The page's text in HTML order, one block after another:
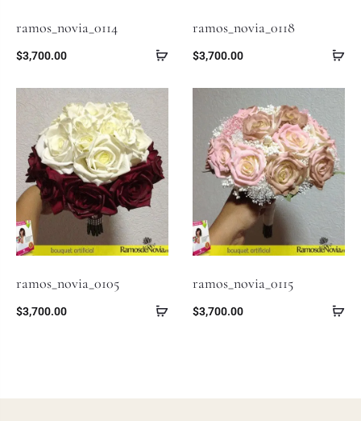
ramos_novia_0114
$3,700.00
ramos_novia_0118
$3,700.00
ramos_novia_0105
$3,700.00
ramos_novia_0115
$3,700.00